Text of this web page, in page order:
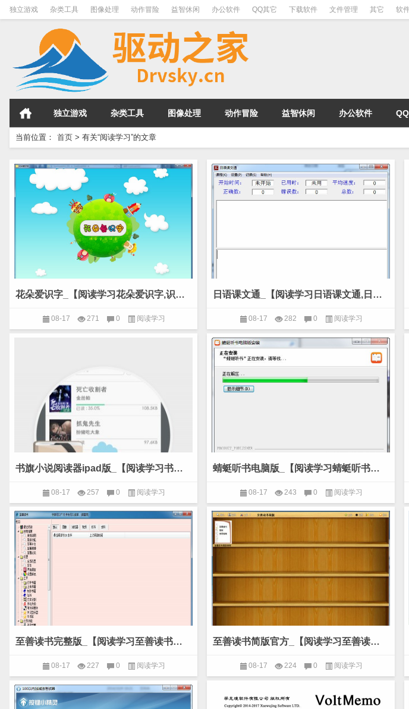
独立游戏 杂类工具 图像处理 动作冒险 益智休闲 办公软件 QQ其它 下载软件 文件管理 其它 软
独立游戏 杂类工具 图像处理 动作冒险 益智休闲 办公软件
当前位置： 首页 > 有关“阅读学习”的文章
花朵爱识字_【阅读学习花朵爱识字,识字软件】(26.0M)
08-17 271 0 阅读学习
日语课文通_【阅读学习日语课文通,日语学习】(36.8M)
08-17 282 0 阅读学习
书旗小说阅读器ipad版_【阅读学习书旗小说阅读器,小说阅读器】(30.3M)
08-17 257 0 阅读学习
蜻蜓听书电脑版_【阅读学习蜻蜓听书】(5.9M)
08-17 243 0 阅读学习
至善读书完整版_【阅读学习至善读书】(6.5M)
08-17 227 0 阅读学习
至善读书简版官方_【阅读学习至善读书】(2.4M)
08-17 224 0 阅读学习